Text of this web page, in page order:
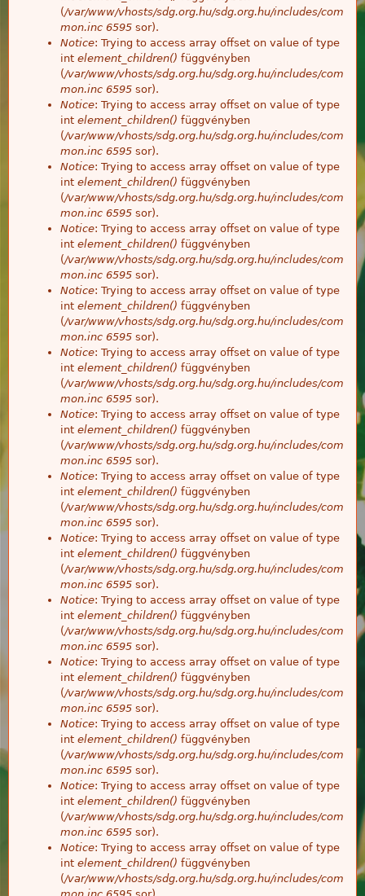
(/var/www/vhosts/sdg.org.hu/sdg.org.hu/includes/com
mon.inc 6595 sor).
Notice: Trying to access array offset on value of type
int element_children() függvényben
(/var/www/vhosts/sdg.org.hu/sdg.org.hu/includes/com
mon.inc 6595 sor).
Notice: Trying to access array offset on value of type
int element_children() függvényben
(/var/www/vhosts/sdg.org.hu/sdg.org.hu/includes/com
mon.inc 6595 sor).
Notice: Trying to access array offset on value of type
int element_children() függvényben
(/var/www/vhosts/sdg.org.hu/sdg.org.hu/includes/com
mon.inc 6595 sor).
Notice: Trying to access array offset on value of type
int element_children() függvényben
(/var/www/vhosts/sdg.org.hu/sdg.org.hu/includes/com
mon.inc 6595 sor).
Notice: Trying to access array offset on value of type
int element_children() függvényben
(/var/www/vhosts/sdg.org.hu/sdg.org.hu/includes/com
mon.inc 6595 sor).
Notice: Trying to access array offset on value of type
int element_children() függvényben
(/var/www/vhosts/sdg.org.hu/sdg.org.hu/includes/com
mon.inc 6595 sor).
Notice: Trying to access array offset on value of type
int element_children() függvényben
(/var/www/vhosts/sdg.org.hu/sdg.org.hu/includes/com
mon.inc 6595 sor).
Notice: Trying to access array offset on value of type
int element_children() függvényben
(/var/www/vhosts/sdg.org.hu/sdg.org.hu/includes/com
mon.inc 6595 sor).
Notice: Trying to access array offset on value of type
int element_children() függvényben
(/var/www/vhosts/sdg.org.hu/sdg.org.hu/includes/com
mon.inc 6595 sor).
Notice: Trying to access array offset on value of type
int element_children() függvényben
(/var/www/vhosts/sdg.org.hu/sdg.org.hu/includes/com
mon.inc 6595 sor).
Notice: Trying to access array offset on value of type
int element_children() függvényben
(/var/www/vhosts/sdg.org.hu/sdg.org.hu/includes/com
mon.inc 6595 sor).
Notice: Trying to access array offset on value of type
int element_children() függvényben
(/var/www/vhosts/sdg.org.hu/sdg.org.hu/includes/com
mon.inc 6595 sor).
Notice: Trying to access array offset on value of type
int element_children() függvényben
(/var/www/vhosts/sdg.org.hu/sdg.org.hu/includes/com
mon.inc 6595 sor).
Notice: Trying to access array offset on value of type
int element_children() függvényben
(/var/www/vhosts/sdg.org.hu/sdg.org.hu/includes/com